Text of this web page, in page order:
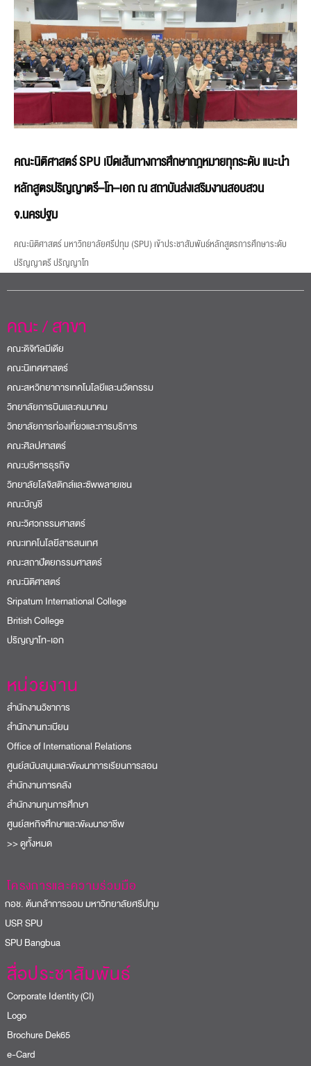
คณะนิติศาสตร์ SPU เปิดเส้นทางการศึกษากฎหมายทุกระดับ แนะนำ
หลักสูตรปริญญาตรี–โท–เอก ณ สถาบันส่งเสริมงานสอบสวน
จ.นครปฐม
คณะนิติศาสตร์ มหาวิทยาลัยศรีปทุม (SPU) เข้าประชาสัมพันธ์หลักสูตรการศึกษาระดับ
ปริญญาตรี ปริญญาโท
คณะ / สาขา
คณะดิจิทัลมีเดีย
คณะนิเทศศาสตร์
คณะสหวิทยาการเทคโนโลยีและนวัตกรรม
วิทยาลัยการบินและคมนาคม
วิทยาลัยการท่องเที่ยวและการบริการ
คณะศิลปศาสตร์
คณะบริหารธุรกิจ
วิทยาลัยโลจิสติกส์และซัพพลายเชน
คณะบัญชี
คณะวิศวกรรมศาสตร์
คณะเทคโนโลยีสารสนเทศ
คณะสถาปัตยกรรมศาสตร์
คณะนิติศาสตร์
Sripatum International College
British College
ปริญญาโท-เอก
หน่วยงาน
สำนักงานวิชาการ
สำนักงานทะเบียน
Office of International Relations
ศูนย์สนับสนุนและพัฒนาการเรียนการสอน
สำนักงานการคลัง
สำนักงานทุนการศึกษา
ศูนย์สหกิจศึกษาและพัฒนาอาชีพ
>> ดูทั้งหมด
โครงการและความร่วมมือ
ช. ต้นกล้าการออม มหาวิทยาลัยศรีปทุม
SPU
Bangbua
สื่อประชาสัมพันธ์
Corporate Identity (CI)
Logo
Brochure Dek65
e-Card